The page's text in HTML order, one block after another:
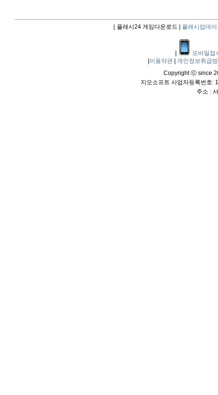
플래시24 게임다운로드 | 플래시업데이
모바일접
이용약관
개인정보취급
Copyright ⓒ since
지오소프트 사업자등록번호:
주소 :